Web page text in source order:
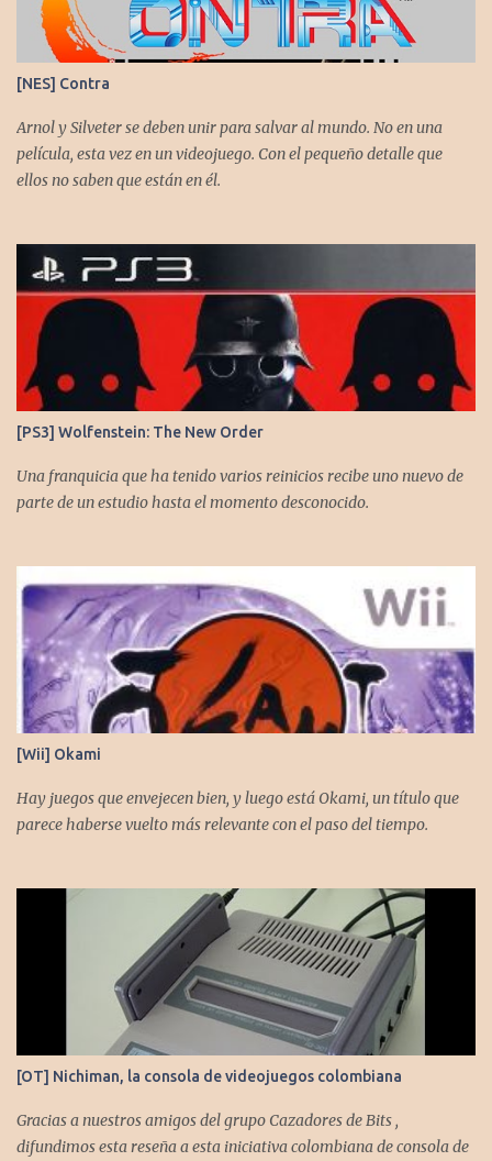
los que nos agregan a sus plataformas de podcast y nos dejan
comentarios en nuestras diferentes redes. Twitter -
https://twitter.com/CronicasGoomba Instagram -
https://www.instagram.com/cronicasgoomba/ Facebook -
https://www.facebook.com/CronicasGoomba
[NES] Contra
Arnol y Silveter se deben unir para salvar al mundo. No en una
película, esta vez en un videojuego. Con el pequeño detalle que
ellos no saben que están en él.
[PS3] Wolfenstein: The New Order
Una franquicia que ha tenido varios reinicios recibe uno nuevo de
parte de un estudio hasta el momento desconocido.
[Wii] Okami
Hay juegos que envejecen bien, y luego está Okami, un título que
parece haberse vuelto más relevante con el paso del tiempo.
[OT] Nichiman, la consola de videojuegos colombiana
Gracias a nuestros amigos del grupo Cazadores de Bits ,
difundimos esta reseña a esta iniciativa colombiana de consola de